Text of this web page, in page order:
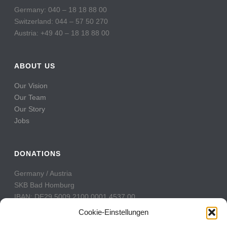
Cookie-Einstellungen
Germany: 040 – 18 18 88 00
Switzerland: 044 – 57 50 270
Austria: +49 40 – 18 18 88 00
ABOUT US
Our Vision
Our Team
Our Story
Jobs
DONATIONS
Germany / Austria
SKB Bad Homburg
IBAN: DE29 5009 2100 0001 4537 00
BIC: GENODE51BH2